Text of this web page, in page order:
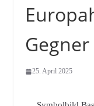
25. April 2025